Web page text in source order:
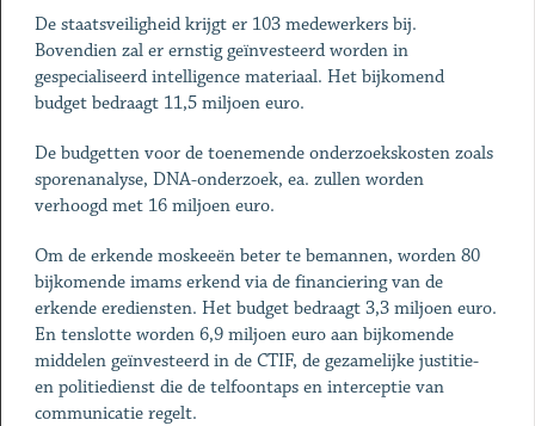
De staatsveiligheid krijgt er 103 medewerkers bij.
Bovendien zal er ernstig geïnvesteerd worden in
gespecialiseerd intelligence materiaal. Het bijkomend
budget bedraagt 11,5 miljoen euro.
De budgetten voor de toenemende onderzoekskosten zoals
sporenanalyse, DNA-onderzoek, ea. zullen worden
verhoogd met 16 miljoen euro.
Om de erkende moskeeën beter te bemannen, worden 80
bijkomende imams erkend via de financiering van de
erkende erediensten. Het budget bedraagt 3,3 miljoen euro.
En tenslotte worden 6,9 miljoen euro aan bijkomende
middelen geïnvesteerd in de CTIF, de gezamelijke justitie-
en politiedienst die de telfoontaps en interceptie van
communicatie regelt.